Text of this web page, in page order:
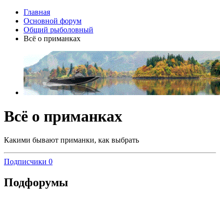
Главная
Основной форум
Общий рыболовный
Всё о приманках
Всё о приманках
Какими бывают приманки, как выбрать
Подписчики 0
Подфорумы